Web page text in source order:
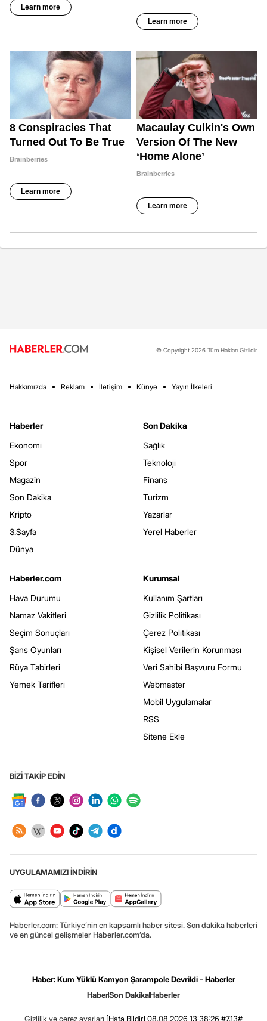
© Copyright 2026 Tüm Hakları Gizlidir.
Hakkımızda Reklam İletişim Künye Yayın İlkeleri
Haberler
Ekonomi
Spor
Magazin
Son Dakika
Kripto
3.Sayfa
Dünya
Son Dakika
Sağlık
Teknoloji
Finans
Turizm
Yazarlar
Yerel Haberler
Haberler.com
Hava Durumu
Namaz Vakitleri
Seçim Sonuçları
Şans Oyunları
Rüya Tabirleri
Yemek Tarifleri
Kurumsal
Kullanım Şartları
Gizlilik Politikası
Çerez Politikası
Kişisel Verilerin Korunması
Veri Sahibi Başvuru Formu
Webmaster
Mobil Uygulamalar
RSS
Sitene Ekle
BİZİ TAKİP EDİN
UYGULAMAMIZI İNDİRİN
Haberler.com: Türkiye’nin en kapsamlı haber sitesi. Son dakika haberleri
ve en güncel gelişmeler Haberler.com’da.
Haber: Kum Yüklü Kamyon Şarampole Devrildi - Haberler
HaberSon DakikaHaberler
Gizlilik ve çerez ayarları [Hata Bildir] 08.08.2026 13:38:26 #7.13#